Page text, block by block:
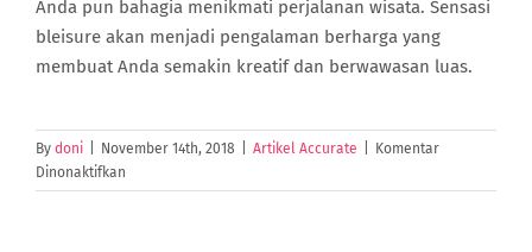
Anda pun bahagia menikmati perjalanan wisata. Sensasi
bleisure akan menjadi pengalaman berharga yang
membuat Anda semakin kreatif dan berwawasan luas.
By doni November 14th, 2018 Artikel Accurate
Komentar
Dinonaktifkan
Bleisure